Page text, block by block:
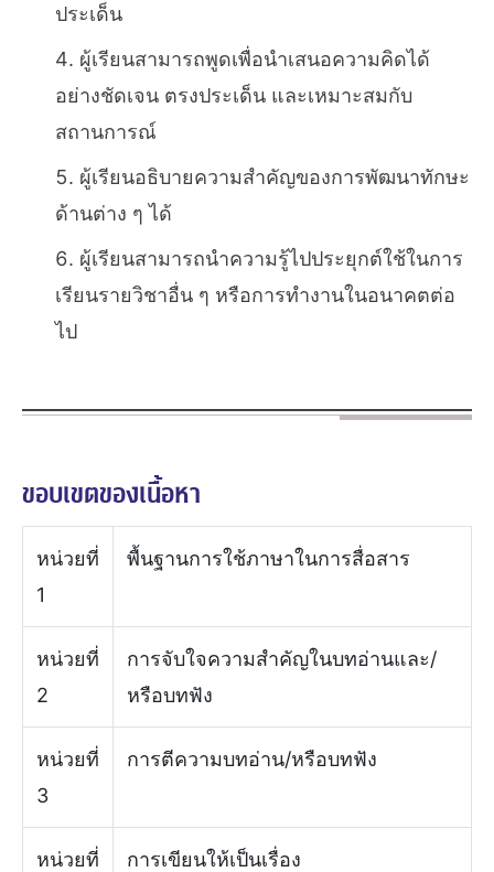
ประเด็น
ผู้เรียนสามารถพูดเพื่อนำเสนอความคิดได้
อย่างชัดเจน ตรงประเด็น และเหมาะสมกับ
สถานการณ์
ผู้เรียนอธิบายความสำคัญของการพัฒนาทักษะ
ด้านต่าง ๆ ได้
ผู้เรียนสามารถนำความรู้ไปประยุกต์ใช้ในการ
เรียนรายวิชาอื่น ๆ หรือการทำงานในอนาคตต่อ
ไป
ขอบเขตของเนื้อหา
หน่วยที่
1
พื้นฐานการใช้ภาษาในการสื่อสาร
หน่วยที่
2
การจับใจความสำคัญในบทอ่านและ/
หรือบทฟัง
หน่วยที่
3
การตีความบทอ่าน/หรือบทฟัง
หน่วยที่
การเขียนให้เป็นเรื่อง